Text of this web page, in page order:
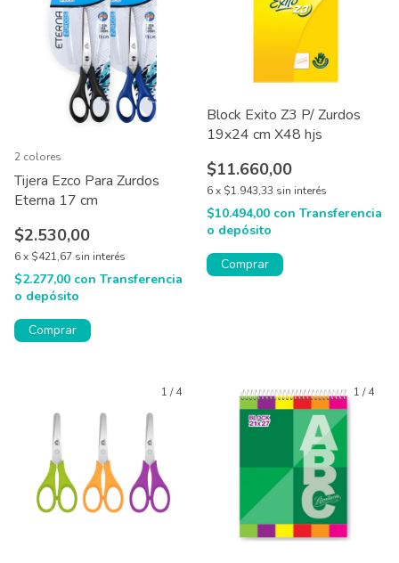
Tijera Ezco Para Zurdos
Eterna 17 cm
$2.530,00
6x $421,67 sin interés
$2.277,00 con Transferencia
o depósito
2 colores
Comprar
Block Exito Z3 P/ Zurdos
19x24 cm X48 hjs
$11.660,00
6x $1.943,33 sin interés
$10.494,00 con Transferencia
o depósito
Comprar
1 /4 1 /4